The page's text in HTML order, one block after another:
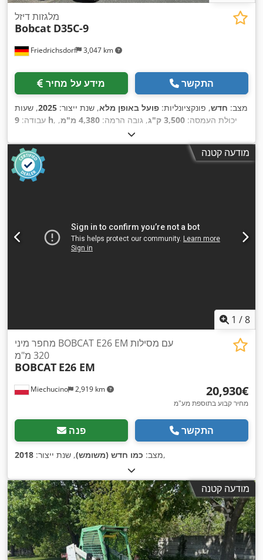
Friedrichsdorf 3,047 km
מלגזות דיזל
Bobcat D35C-9
מידע על מחיר התקשר
מצב: חדש, פונקציונליות: פועל באופן מלא, שנת ייצור: 2025, שעות
עבודה: 9 h , יכולת העמסה: 3,500 ק"ג , גובה הרמה: 4,380 מ"מ
,
, סוג דלק:
גובה בנייה:2,180 מ"מ , כוח:45 קילוואט (61.18 כ"ס)
, רוחב
מסגרת המזלג:
, משקל עצמי:
1,290 מ"מ
מודעה קטנה
1 /8
Miechucino 2,919 km
מחפר מיני BOBCAT E26 EM עם מסילות
320 מ"מ
BOBCAT E26 EM
‏20,930 ‏€
מחיר קבוע בתוספת מע"מ
פנה התקשר
מצב: כמו חדש (משומש), שנת ייצור: 2018 ,
מודעה קטנה